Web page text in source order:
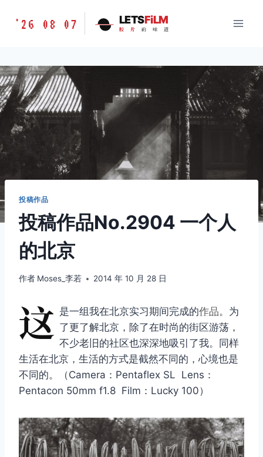
胶
味
道
LETSFILM
'26 08 07 LETSFiLM
胶 片 的 味 道
投稿作品
投稿作品No.2904 一个人
的北京
作者 Moses_李若 2014 年 10 月 28 日
这 是一组我在北京实习期间完成的作品。为
了更了解北京，除了在时尚的街区游荡，
不少老旧的社区也深深地吸引了我。同样
生活在北京，生活的方式是截然不同的，心境也是
不同的。（Camera：Pentaflex SL Lens：
Pentacon 50mm f1.8 Film：Lucky 100）